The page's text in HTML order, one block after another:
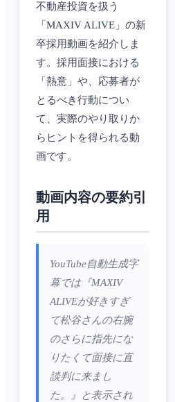
不動産投資を扱う
「MAXIV ALIVE」の新
卒採用動画を紹介しま
す。採用面接における
「熱意」や、応募者が
とるべき行動につい
て、実際のやり取りか
らヒントを得られる動
画です。
動画内容の要約引
用
YouTube自動生成字
幕では『MAXIV
ALIVEが好きすぎ
て松谷さんの右腕
のさらに指先にな
りたくて面接に直
談判に来まし
た。』と表示され